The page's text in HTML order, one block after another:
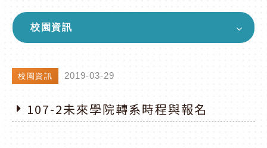
校園資訊
校園資訊 2019-03-29
107-2未來學院轉系時程與報名